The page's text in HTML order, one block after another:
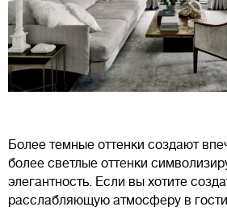
Более темные оттенки создают
более светлые оттенки
элегантность. Если вы хотите
расслабляющую атмосферу в